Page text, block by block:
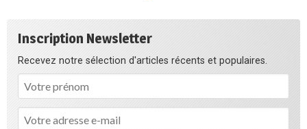
Inscription Newsletter
Recevez notre sélection d'articles récents et populaires.